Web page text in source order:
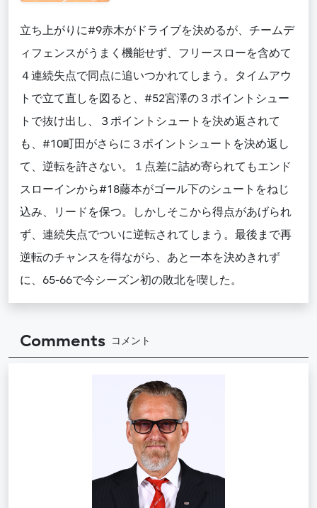
立ち上がりに#9赤木がドライブを決めるが、チームデ
ィフェンスがうまく機能せず、フリースローを含めて
４連続失点で同点に追いつかれてしまう。タイムアウ
トで立て直しを図ると、#52宮澤の３ポイントシュー
トで抜け出し、３ポイントシュートを決め返されて
も、#10町田がさらに３ポイントシュートを決め返し
て、逆転を許さない。１点差に詰め寄られてもエンド
スローインから#18藤本がゴール下のシュートをねじ
込み、リードを保つ。しかしそこから得点があげられ
ず、連続失点でついに逆転されてしまう。最後まで再
逆転のチャンスを得ながら、あと一本を決めきれず
に、65-66で今シーズン初の敗北を喫した。
Comments コメント